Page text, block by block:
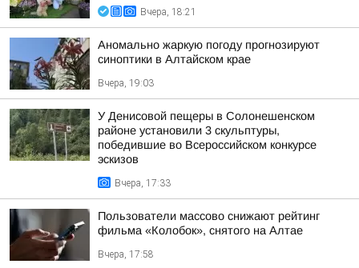
Вчера, 18:21
Аномально жаркую погоду прогнозируют
синоптики в Алтайском крае
Вчера, 19:03
У Денисовой пещеры в Солонешенском
районе установили 3 скульптуры,
победившие во Всероссийском конкурсе
эскизов
Вчера, 17:33
Пользователи массово снижают рейтинг
фильма «Колобок», снятого на Алтае
Вчера, 17:58